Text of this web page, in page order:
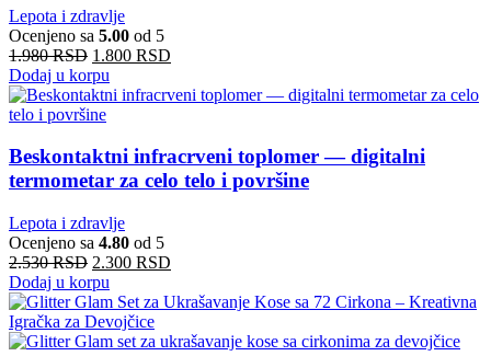
Lepota i zdravlje
Ocenjeno sa 5.00 od 5
1.980RSD 1.800 RSD
Dodaj u korpu
Beskontaktni infracrveni toplomer — digitalni
termometar za celo telo i površine
Lepota i zdravlje
Ocenjeno sa 4.80 od 5
2.530RSD 2.300 RSD
Dodaj u korpu